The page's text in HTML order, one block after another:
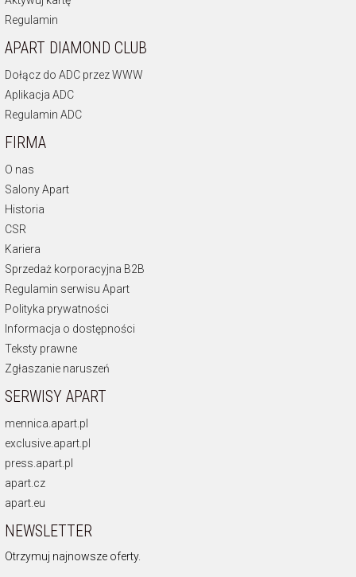
Regulamin
APART DIAMOND CLUB
Dołącz do ADC przez WWW
Aplikacja ADC
Regulamin ADC
FIRMA
O nas
Salony Apart
Historia
CSR
Kariera
Sprzedaż korporacyjna B2B
Regulamin serwisu Apart
Polityka prywatności
Informacja o dostępności
Teksty prawne
Zgłaszanie naruszeń
SERWISY APART
mennica.apart.pl
exclusive.apart.pl
press.apart.pl
apart.cz
apart.eu
NEWSLETTER
Otrzymuj najnowsze oferty.